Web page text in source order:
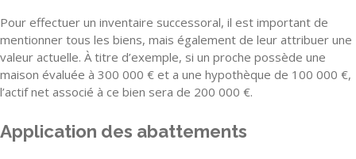
Pour effectuer un inventaire successoral, il est important de
mentionner tous les biens, mais également de leur attribuer une
valeur actuelle. À titre d’exemple, si un proche possède une
maison évaluée à 300 000 € et a une hypothèque de 100 000 €,
l’actif net associé à ce bien sera de 200 000 €.
Application des abattements